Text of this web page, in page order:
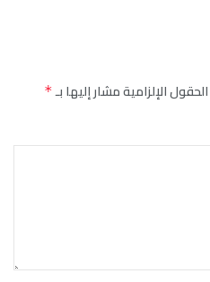
الحقول الإلزامية مشار إليها بـ*